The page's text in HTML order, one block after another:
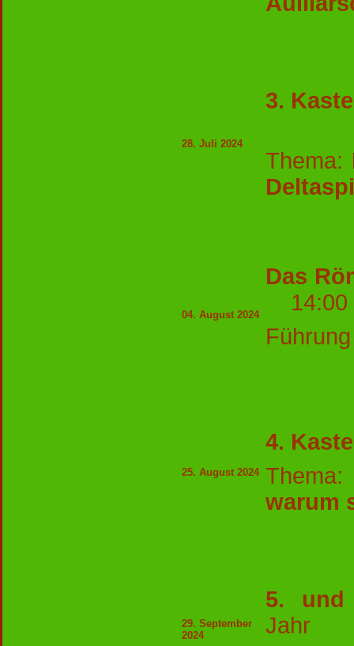
28. Juli 2024
3.
Thema:
04. August 2024
Das
25. August 2024
4.
Thema:
warum
29. September
2024
5. und
Jahr